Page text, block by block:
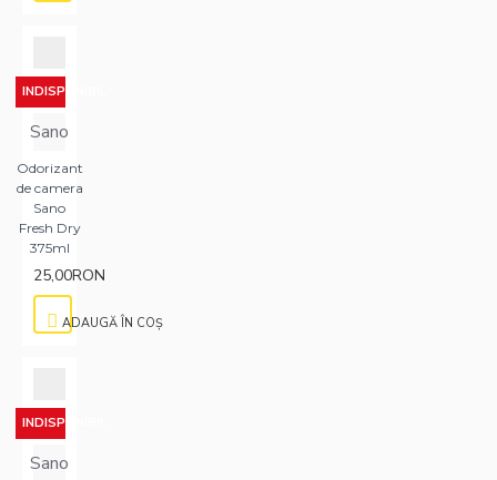
INDISPONIBIL
Sano
Odorizant
de camera
Sano
Fresh Dry
375ml
25,00RON
ADAUGĂ ÎN COŞ
INDISPONIBIL
Sano